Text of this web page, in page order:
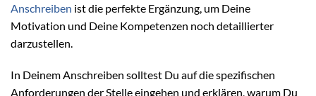
Anschreiben ist die perfekte Ergänzung, um Deine
Motivation und Deine Kompetenzen noch detaillierter
darzustellen.
In Deinem Anschreiben solltest Du auf die spezifischen
Anforderungen der Stelle eingehen und erklären, warum Du